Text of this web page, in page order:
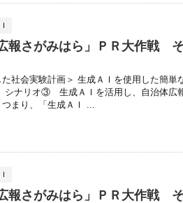
報さがみはら」ＰＲ大作戦
た社会実験計画＞ 生成ＡＩを使用した簡単
シナリオ③ 生成ＡＩを活用し、自治体広
まり、「生成ＡＩ ...
報さがみはら」ＰＲ大作戦